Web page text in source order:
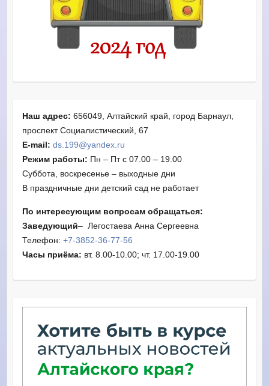
Наш адрес: 656049, Алтайский край, город Барнаул,
проспект Социалистический, 67
E-mail: ds.199@yandex.ru
Режим работы: Пн – Пт с 07.00 – 19.00
Суббота, воскресенье – выходные дни
В праздничные дни детский сад не работает
По интересующим вопросам обращаться:
Заведующий– Легостаева Анна Сергеевна
Телефон: +7-3852-36-77-56
Часы приёма: вт. 8.00-10.00; чт. 17.00-19.00